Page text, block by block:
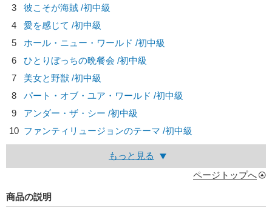
3
彼こそが海賊 /初中級
4
愛を感じて /初中級
5
ホール・ニュー・ワールド /初中級
6
ひとりぼっちの晩餐会 /初中級
7
美女と野獣 /初中級
8
パート・オブ・ユア・ワールド /初中級
9
アンダー・ザ・シー /初中級
10 ファンティリュージョンのテーマ /初中級
もっと見る
ページトップへ
商品の説明